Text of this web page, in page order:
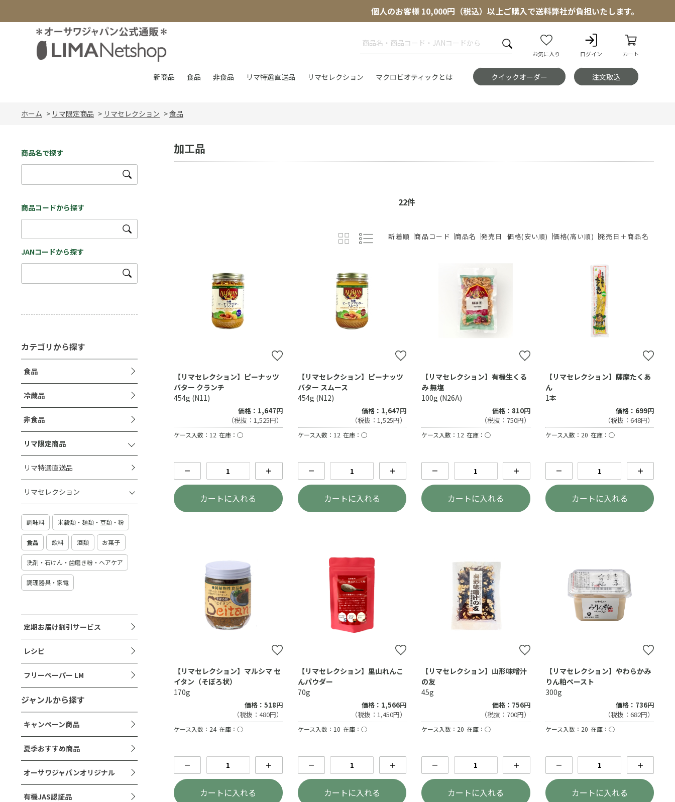
個人のお客様 10,000円（税込）以上ご購入で送料弊社が負担いたします。
お気に入り ログイン カート
新商品 食品 非食品 リマ特選直送品 リマセレクション マクロビオティックとは クイックオーダー 注文取込
ホーム > リマ限定商品 > リマセレクション >食品
商品名で探す
商品コードから探す
JANコードから探す
カテゴリから探す
食品
冷蔵品
非食品
リマ限定商品
リマ特選直送品
リマセレクション
調味料 米穀類・麺類・豆類・粉
食品 飲料 酒類 お菓子
洗剤・石けん・歯磨き粉・ヘアケア
調理器具・家電
定期お届け割引サービス
レシピ
フリーペーパー LM
ジャンルから探す
キャンペーン商品
夏季おすすめ商品
オーサワジャパンオリジナル
有機JAS認証品
加工品
新着順 商品コード 商品名 発売日 価格(安い順) 価格(高い順) 発売日＋商品名
22件
【リマセレクション】ピーナッツ
バター クランチ
454g (N11)
価格：1,647円
（税抜：1,525円）
ケース入数：12 在庫：○
－ ＋
カートに入れる
【リマセレクション】ピーナッツ
バター スムース
454g (N12)
価格：1,647円
（税抜：1,525円）
ケース入数：12 在庫：○
－ ＋
カートに入れる
【リマセレクション】有機生くる
み 無塩
100g (N26A)
価格：810円
（税抜：750円）
ケース入数：12 在庫：○
－ ＋
カートに入れる
【リマセレクション】薩摩たくあ
ん
1本
価格：699円
（税抜：648円）
ケース入数：20 在庫：○
－ ＋
カートに入れる
【リマセレクション】マルシマ セ
イタン（そぼろ状）
170g
価格：518円
（税抜：480円）
ケース入数：24 在庫：○
－ ＋
カートに入れる
【リマセレクション】里山れんこ
んパウダー
70g
価格：1,566円
（税抜：1,450円）
ケース入数：10 在庫：○
－ ＋
カートに入れる
【リマセレクション】山形味噌汁
の友
45g
価格：756円
（税抜：700円）
ケース入数：20 在庫：○
－ ＋
カートに入れる
【リマセレクション】やわらかみ
りん粕ペースト
300g
価格：736円
（税抜：682円）
ケース入数：20 在庫：○
－ ＋
カートに入れる